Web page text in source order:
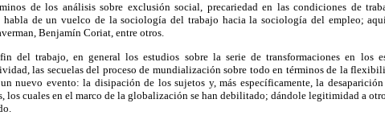
de los análisis sobre exclusión social, precariedad en las condiciones de
habla de un vuelco de la sociología del trabajo hacia la sociología del empleo;
Benjamín Coriat, entre otros.
del trabajo, en general los estudios sobre la serie de transformaciones en los
las secuelas del proceso de mundialización sobre todo en términos de la
nuevo evento: la disipación de los sujetos y, más específicamente, la
los cuales en el marco de la globalización se han debilitado; dándole legitimidad a